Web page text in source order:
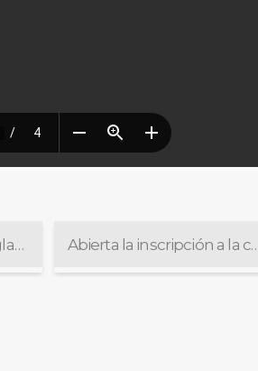
10/09 – Comisión de Reglamentación Abierta la inscripción a la capacitación “Acceso